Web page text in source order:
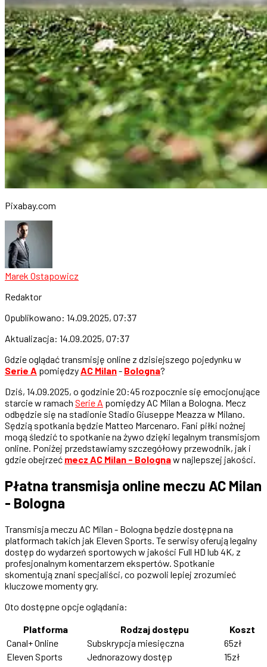
Pixabay.com
Marek Ostapowicz
Redaktor
Opublikowano: 14.09.2025, 07:37
Aktualizacja: 14.09.2025, 07:37
Gdzie oglądać transmisję online z dzisiejszego pojedynku w
Serie A pomiędzyAC Milan- Bologna?
Dziś, 14.09.2025, o godzinie 20:45 rozpocznie się emocjonujące
starcie w ramach Serie A pomiędzy AC Milan a Bologna. Mecz
odbędzie się na stadionie Stadio Giuseppe Meazza w Milano.
Sędzią spotkania będzie Matteo Marcenaro. Fani piłki nożnej
mogą śledzić to spotkanie na żywo dzięki legalnym transmisjom
online. Poniżej przedstawiamy szczegółowy przewodnik, jak i
gdzie obejrzeć mecz AC Milan - Bolognaw najlepszej jakości.
Płatna transmisja online meczu AC Milan
- Bologna
Transmisja meczu AC Milan - Bologna będzie dostępna na
platformach takich jak Eleven Sports. Te serwisy oferują legalny
dostęp do wydarzeń sportowych w jakości Full HD lub 4K, z
profesjonalnym komentarzem ekspertów. Spotkanie
skomentują znani specjaliści, co pozwoli lepiej zrozumieć
kluczowe momenty gry.
Oto dostępne opcje oglądania:
Platforma
Rodzaj dostępu
Koszt
Canal+ Online
Subskrypcja miesięczna
65zł
Eleven Sports
Jednorazowy dostęp 15zł